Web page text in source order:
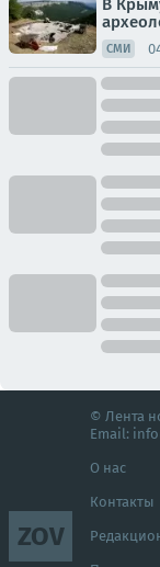
В
СМИ
ZOV
© Лента
Email:
О нас
Контакты